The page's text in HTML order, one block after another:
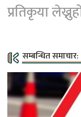
प्रतिकृया
सम्बन्धित समाचार: